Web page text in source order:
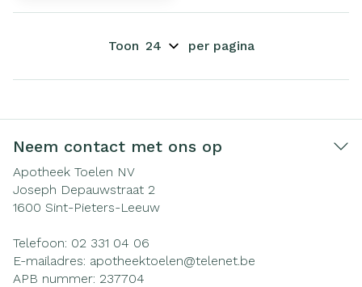
Toon per pagina
Neem contact met ons op
Apotheek Toelen NV
Joseph Depauwstraat 2
1600 Sint-Pieters-Leeuw
Telefoon: 02 331 04 06
E-mailadres: apotheektoelen@telenet.be
APB nummer: 237704